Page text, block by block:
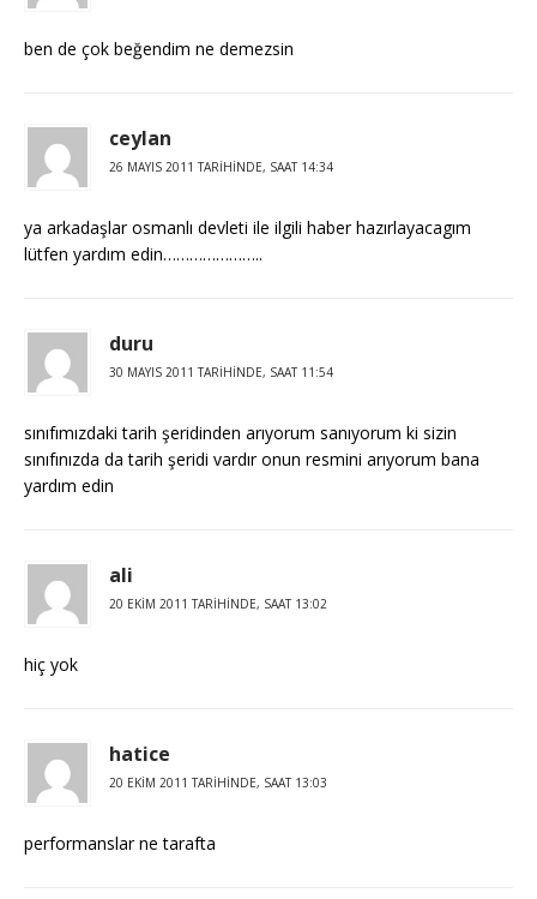
ben de çok beğendim ne demezsin
ceylan
26 MAYIS 2011 TARIHINDE, SAAT 14:34
ya arkadaşlar osmanlı devleti ile ilgili haber hazırlayacagım
lütfen yardım edin…………………..
duru
30 MAYIS 2011 TARIHINDE, SAAT 11:54
sınıfımızdaki tarih şeridinden arıyorum sanıyorum ki sizin
sınıfınızda da tarih şeridi vardır onun resmini arıyorum bana
yardım edin
ali
20 EKIM 2011 TARIHINDE, SAAT 13:02
hiç yok
hatice
20 EKIM 2011 TARIHINDE, SAAT 13:03
performanslar ne tarafta